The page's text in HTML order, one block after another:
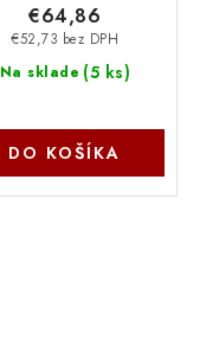
Na sklade (5 ks)
€52,73 bez DPH
€64,86
DO KOŠÍKA